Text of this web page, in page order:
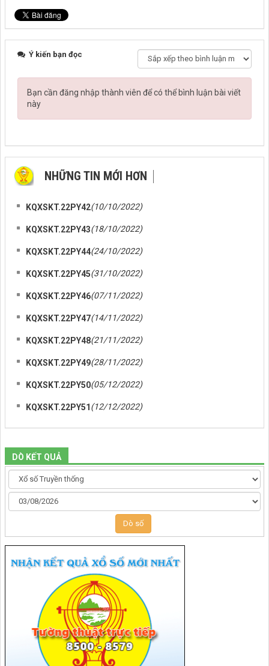
Ý kiến bạn đọc
Bạn cần đăng nhập thành viên để có thể bình luận bài viết
này
NHỮNG TIN MỚI HƠN
KQXSKT.22PY42(10/10/2022)
KQXSKT.22PY43(18/10/2022)
KQXSKT.22PY44(24/10/2022)
KQXSKT.22PY45(31/10/2022)
KQXSKT.22PY46(07/11/2022)
KQXSKT.22PY47(14/11/2022)
KQXSKT.22PY48(21/11/2022)
KQXSKT.22PY49(28/11/2022)
KQXSKT.22PY50(05/12/2022)
KQXSKT.22PY51 (12/12/2022)
DÒ KẾT QUẢ
Dò số